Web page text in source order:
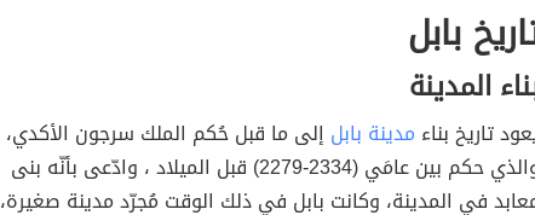
بابل
المدينة
تاريخ بناء مدينة بابل إلى ما قبل حُكم الملك سرجون الأكدي،
والذي حكم بين عامَي (2334-2279) قبل الميلاد ، وادّعى بأنّه بنى
في المدينة، وكانت بابل في ذلك الوقت مُجرّد مدينة صغيرة،